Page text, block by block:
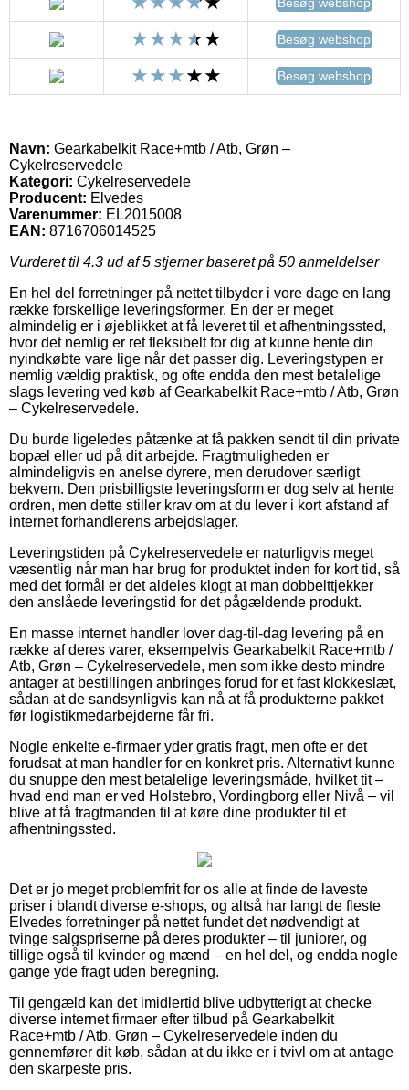
Besøg webshop
Besøg webshop
Navn: Gearkabelkit Race+mtb / Atb, Grøn –
Cykelreservedele
Kategori: Cykelreservedele
Producent: Elvedes
Varenummer: EL2015008
EAN: 8716706014525
Vurderet til 4.3 ud af 5 stjerner baseret på 50 anmeldelser
En hel del forretninger på nettet tilbyder i vore dage en lang
række forskellige leveringsformer. En der er meget
almindelig er i øjeblikket at få leveret til et afhentningssted,
hvor det nemlig er ret fleksibelt for dig at kunne hente din
nyindkøbte vare lige når det passer dig. Leveringstypen er
nemlig vældig praktisk, og ofte endda den mest betalelige
slags levering ved køb af Gearkabelkit Race+mtb / Atb, Grøn
– Cykelreservedele.
Du burde ligeledes påtænke at få pakken sendt til din private
bopæl eller ud på dit arbejde. Fragtmuligheden er
almindeligvis en anelse dyrere, men derudover særligt
bekvem. Den prisbilligste leveringsform er dog selv at hente
ordren, men dette stiller krav om at du lever i kort afstand af
internet forhandlerens arbejdslager.
Leveringstiden på Cykelreservedele er naturligvis meget
væsentlig når man har brug for produktet inden for kort tid, så
med det formål er det aldeles klogt at man dobbelttjekker
den anslåede leveringstid for det pågældende produkt.
En masse internet handler lover dag-til-dag levering på en
række af deres varer, eksempelvis Gearkabelkit Race+mtb /
Atb, Grøn – Cykelreservedele, men som ikke desto mindre
antager at bestillingen anbringes forud for et fast klokkeslæt,
sådan at de sandsynligvis kan nå at få produkterne pakket
før logistikmedarbejderne får fri.
Nogle enkelte e-firmaer yder gratis fragt, men ofte er det
forudsat at man handler for en konkret pris. Alternativt kunne
du snuppe den mest betalelige leveringsmåde, hvilket tit –
hvad end man er ved Holstebro, Vordingborg eller Nivå – vil
blive at få fragtmanden til at køre dine produkter til et
afhentningssted.
Det er jo meget problemfrit for os alle at finde de laveste
priser i blandt diverse e-shops, og altså har langt de fleste
Elvedes forretninger på nettet fundet det nødvendigt at
tvinge salgspriserne på deres produkter – til juniorer, og
tillige også til kvinder og mænd – en hel del, og endda nogle
gange yde fragt uden beregning.
Til gengæld kan det imidlertid blive udbytterigt at checke
diverse internet firmaer efter tilbud på Gearkabelkit
Race+mtb / Atb, Grøn – Cykelreservedele inden du
gennemfører dit køb, sådan at du ikke er i tvivl om at antage
den skarpeste pris.